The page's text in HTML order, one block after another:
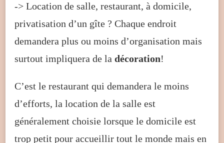
-> Location de salle, restaurant, à domicile,
privatisation d’un gîte ? Chaque endroit
demandera plus ou moins d’organisation mais
surtout impliquera de la décoration!
C’est le restaurant qui demandera le moins
d’efforts, la location de la salle est
généralement choisie lorsque le domicile est
trop petit pour accueillir tout le monde mais en